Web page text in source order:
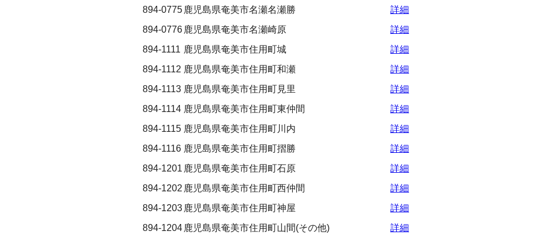
894-0775 鹿児島県奄美市名瀬名瀬勝
詳細
894-0776 鹿児島県奄美市名瀬崎原
詳細
894-1111 鹿児島県奄美市住用町城
詳細
894-1112 鹿児島県奄美市住用町和瀬
詳細
894-1113 鹿児島県奄美市住用町見里
詳細
894-1114 鹿児島県奄美市住用町東仲間
詳細
894-1115 鹿児島県奄美市住用町川内
詳細
894-1116 鹿児島県奄美市住用町摺勝
詳細
894-1201 鹿児島県奄美市住用町石原
詳細
894-1202 鹿児島県奄美市住用町西仲間
詳細
894-1203 鹿児島県奄美市住用町神屋
詳細
894-1204 鹿児島県奄美市住用町山間(その他)
詳細